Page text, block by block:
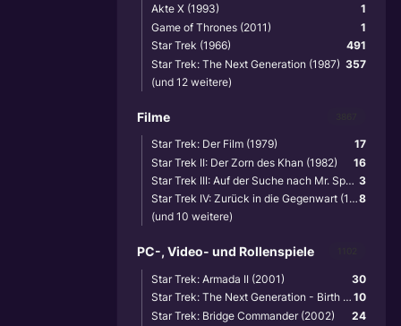
1
Akte X (1993)
1
Game of Thrones (2011)
491
Star Trek (1966)
357
Star Trek: The Next Generation (1987)
(und 12 weitere)
Filme
17
Star Trek: Der Film (1979)
16
Star Trek II: Der Zorn des Khan (1982)
3
Star Trek III: Auf der Suche nach Mr. Spock (1984)
8
Star Trek IV: Zurück in die Gegenwart (1986)
(und 10 weitere)
PC-, Video- und Rollenspiele
30
Star Trek: Armada II (2001)
10
Star Trek: The Next Generation - Birth of the Federation (1999)
24
Star Trek: Bridge Commander (2002)